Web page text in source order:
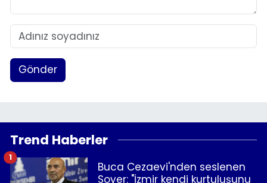
Gönder
Trend Haberler
Buca Cezaevi'nden seslenen
Soyer: "İzmir kendi kurtuluşunu
1